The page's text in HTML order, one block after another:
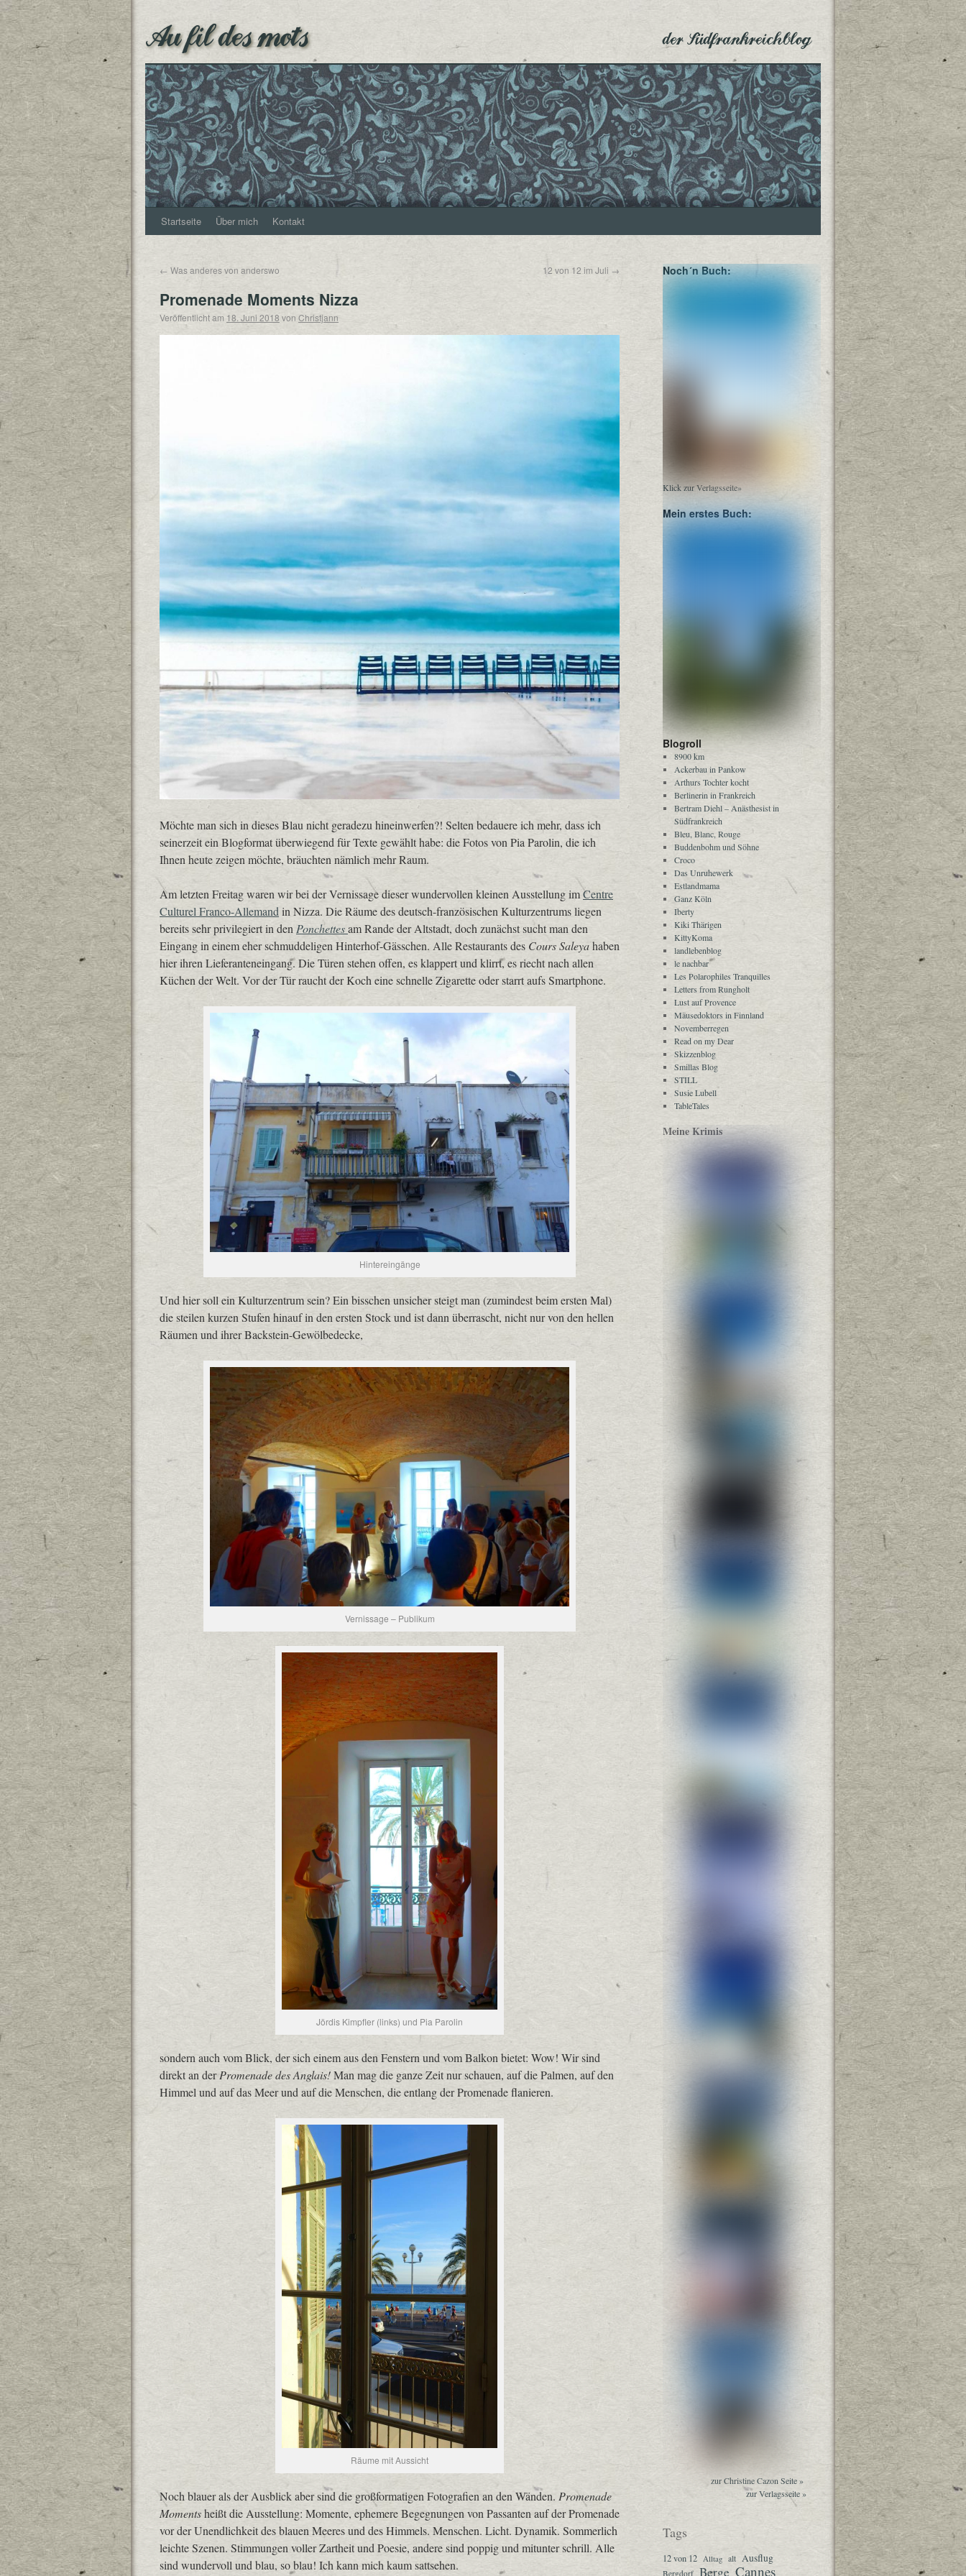
Au fil des mots der Südfrankreichblog
Startseite Über mich Kontakt
← Was anderes von anderswo 12 von 12 im Juli →
Promenade Moments Nizza
Veröffentlicht am 18. Juni 2018 von Christjann
Möchte man sich in dieses Blau nicht geradezu hineinwerfen?! Selten bedauere ich mehr, dass ich
seinerzeit ein Blogformat überwiegend für Texte gewählt habe: die Fotos von Pia Parolin, die ich
Ihnen heute zeigen möchte, bräuchten nämlich mehr Raum.
Am letzten Freitag waren wir bei der Vernissage dieser wundervollen kleinen Ausstellung imCentre
Culturel Franco-Allemand in Nizza. Die Räume des deutsch-französischen Kulturzentrums liegen
bereits sehr privilegiert in den Ponchettesam Rande der Altstadt, doch zunächst sucht man den
Eingang in einem eher schmuddeligen Hinterhof-Gässchen. Alle Restaurants des Cours Saleyahaben
hier ihren Lieferanteneingang. Die Türen stehen offen, es klappert und klirrt, es riecht nach allen
Küchen der Welt. Vor der Tür raucht der Koch eine schnelle Zigarette oder starrt aufs Smartphone.
Hintereingänge
Und hier soll ein Kulturzentrum sein? Ein bisschen unsicher steigt man (zumindest beim ersten Mal)
die steilen kurzen Stufen hinauf in den ersten Stock und ist dann überrascht, nicht nur von den hellen
Räumen und ihrer Backstein-Gewölbedecke,
Vernissage – Publikum
Jördis Kimpfler (links) und Pia Parolin
sondern auch vom Blick, der sich einem aus den Fenstern und vom Balkon bietet: Wow! Wir sind
direkt an derPromenade des Anglais!Man mag die ganze Zeit nur schauen, auf die Palmen, auf den
Himmel und auf das Meer und auf die Menschen, die entlang der Promenade flanieren.
Räume mit Aussicht
Noch blauer als der Ausblick aber sind die großformatigen Fotografien an den Wänden. Promenade
Momentsheißt die Ausstellung: Momente, ephemere Begegnungen von Passanten auf der Promenade
vor der Unendlichkeit des blauen Meeres und des Himmels. Menschen. Licht. Dynamik. Sommerlich
leichte Szenen. Stimmungen voller Zartheit und Poesie, andere sind poppig und mitunter schrill. Alle
sind wundervoll und blau, so blau! Ich kann mich kaum sattsehen.
Noch´n Buch:
Klick zur Verlagsseite»
Mein erstes Buch:
Blogroll
8900 km
Ackerbau in Pankow
Arthurs Tochter kocht
Berlinerin in Frankreich
Bertram Diehl – Anästhesist in
Südfrankreich
Bleu, Blanc, Rouge
Buddenbohm und Söhne
Croco
Das Unruhewerk
Estlandmama
Ganz Köln
Iberty
Kiki Thärigen
KittyKoma
landlebenblog
le nachbar
Les Polarophiles Tranquilles
Letters from Rungholt
Lust auf Provence
Mäusedoktors in Finnland
Novemberregen
Read on my Dear
Skizzenblog
Smillas Blog
STILL
Susie Lubell
TableTales
Meine Krimis
zur Christine Cazon Seite »
zur Verlagsseite »
Tags
12 von 12 Alltag alt Ausflug
Bergdorf Berge Cannes